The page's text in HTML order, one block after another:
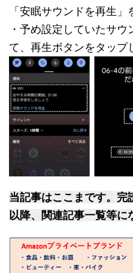
「安眠サウンドを再生」
・予め設定していたサ
て、再生ボタンをタップ
当記事はここまです。完
以降、関連記事一覧等に